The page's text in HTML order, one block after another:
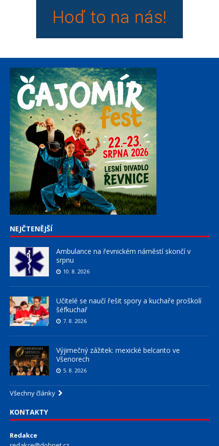
NEJČTENĚJŠÍ
Ambulance na řevnickém náměstí skončí v
srpnu
10. 8. 2026
Učitelé se naučí řešit spory a kuchaře proškolí
šéfkuchař
7. 8. 2026
Výjimečný zážitek: mexické belcanto ve
Všenorech
5. 8. 2026
Všechny články
KONTAKTY
Redakce